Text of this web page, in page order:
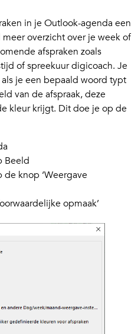
in je Outlook-agenda een
overzicht over je week of
afspraken zoals
of spreekuur digicoach. Je
je een bepaald woord typt
van de afspraak, deze
kleur krijgt. Dit doe je op de
Beeld
knop ‘Weergave
opmaak’